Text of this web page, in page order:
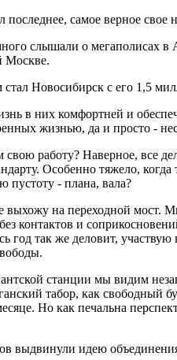
самое верное
слышали о мегаполисах в
Москве.
Новосибирск с его 1,5
в них комфортней и
жизнью, да и просто -
работу? Наверное, все
Особенно тяжело,
пустоту - плана, вала?
выхожу на переходной мост.
контактов и
год так же деловит,
станции мы видим
табор, как свободный
Но как печальна
выдвинули идею